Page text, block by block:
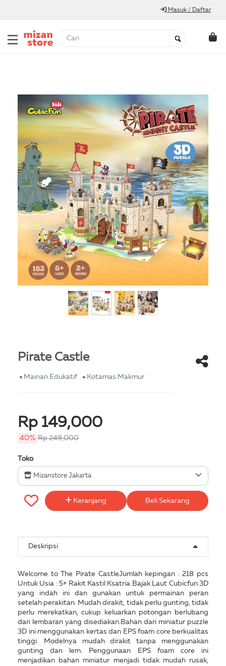
Masuk / Daftar
Pirate Castle
Mainan Edukatif Kotamas Makmur
Rp 149,000
40% Rp 249,000
Toko
Mizanstore Jakarta
Keranjang Beli Sekarang
Deskripsi
Welcome to The Pirate CastleJumlah kepingan : 218 pcs
Untuk Usia : 5+ Rakit Kastil Ksatria Bajak Laut Cubicfun 3D
yang indah ini dan gunakan untuk permainan peran
setelah perakitan. Mudah dirakit, tidak perlu gunting, tidak
perlu merekatkan, cukup keluarkan potongan berlubang
dari lembaran yang disediakan.Bahan dari miniatur puzzle
3D ini menggunakan kertas dan EPS foam core berkualitas
tinggi. Modelnya mudah dirakit tanpa menggunakan
gunting dan lem. Penggunaan EPS foam core ini
menjadikan bahan miniatur menjadi tidak mudah rusak,